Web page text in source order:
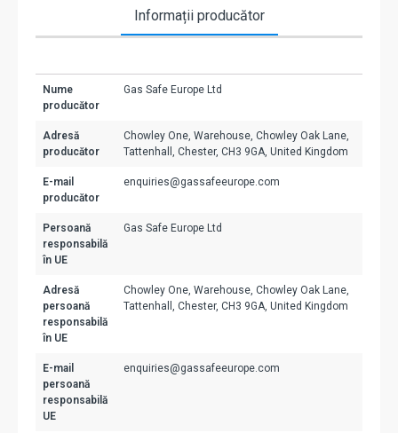
Informații producător
Nume
producător
Gas Safe Europe Ltd
Adresă
producător
Chowley One, Warehouse, Chowley Oak Lane,
Tattenhall, Chester, CH3 9GA, United Kingdom
E-mail
producător
enquiries@gassafeeurope.com
Persoană
responsabilă
în UE
Gas Safe Europe Ltd
Adresă
persoană
responsabilă
în UE
Chowley One, Warehouse, Chowley Oak Lane,
Tattenhall, Chester, CH3 9GA, United Kingdom
E-mail
persoană
responsabilă
UE
enquiries@gassafeeurope.com